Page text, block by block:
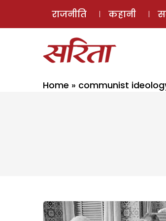
राजनीति कहानी
Home » communist